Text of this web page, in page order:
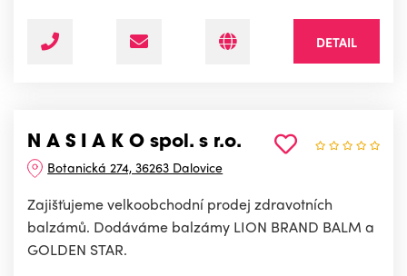
DETAIL
N A S I A K O spol. s r.o.
Botanická 274, 36263 Dalovice
Zajišťujeme velkoobchodní prodej zdravotních
balzámů. Dodáváme balzámy LION BRAND BALM a
GOLDEN STAR.